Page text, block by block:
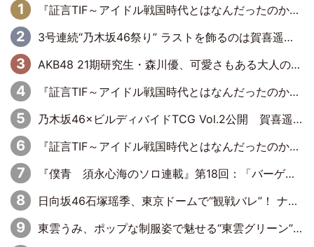
『証言TIF～アイドル戦国時代とはなんだったのか～』第6回：でんぱ組.inc・古川未鈴×相沢梨紗「『ハロプロやりたかったな』って言ったら、夢眠ねむさんに『てめえはでんぱ組．incなんだよ！』って肩パンされて(笑)」
3号連続“乃木坂46祭り” ラストを飾るのは賀喜遥香…5年ぶりの登場に「5年分大人になった私を見ていただけたら」
AKB48 21期研究生・森川優、可愛さもある大人の女性に
『証言TIF～アイドル戦国時代とはなんだったのか～』第10回：さくら学院・武藤彩未×飯田らうら「正直、中3で辞めるというのを信じてなくて。そう言われてはいたけど、嘘でしょって」
乃木坂46×ビルディバイドTCG Vol.2公開 賀喜遥香＆田村真佑が『京まふ』ステージに登壇
『証言TIF～アイドル戦国時代とはなんだったのか～』第11回：私立恵比寿中学・真山りか×安本彩花「TIFで10年ぶりのキョンシーメイクをしたら、場を完全に引かせてしまって。時代が変わったんだなって」
『僕青 須永心海のソロ連載』第18回：「バーゲンセールハンターみうな inしまむら」編
日向坂46石塚瑶季、東京ドームで“観戦バレ”！ ナイツ・塙も認めた「巨人に詳しすぎるアイドル」は元VENUSスクール生で杉内コーチ推し⁉
東雲うみ、ポップな制服姿で魅せる“東雲グリーン”の正体